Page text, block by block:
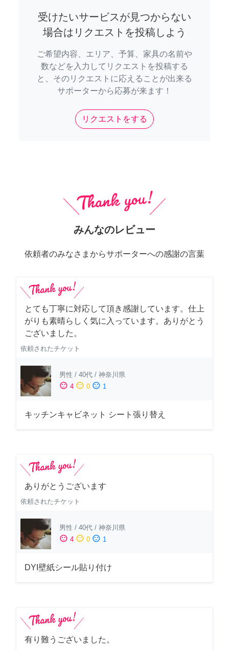
受けたいサービスが見つからない
場合はリクエストを投稿しよう
ご希望内容、エリア、予算、家具の名前や
数などを入力してリクエストを投稿する
と、そのリクエストに応えることが出来る
サポーターから応募が来ます！
リクエストをする
みんなのレビュー
依頼者のみなさまからサポーターへの感謝の言葉
とても丁寧に対応して頂き感謝しています。仕上
がりも素晴らしく気に入っています。ありがとう
ございました。
依頼されたチケット
男性 / 40代 / 神奈川県
sentiment_satisfied 4 sentiment_neutral 0 sentiment_dissatisfied 1
キッチンキャビネット シート張り替え
ありがとうございます
依頼されたチケット
男性 / 40代 / 神奈川県
sentiment_satisfied 4 sentiment_neutral 0 sentiment_dissatisfied 1
DYI壁紙シール貼り付け
有り難うございました。